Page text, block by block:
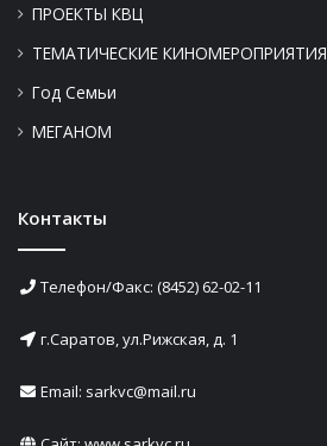
ПРОЕКТЫ КВЦ
ТЕМАТИЧЕСКИЕ КИНОМЕРОПРИЯТИЯ
Год Семьи
МЕГАНОМ
Контакты
Телефон/Факс: (8452) 62-02-11
г.Саратов, ул.Рижская, д. 1
Email: sarkvc@mail.ru